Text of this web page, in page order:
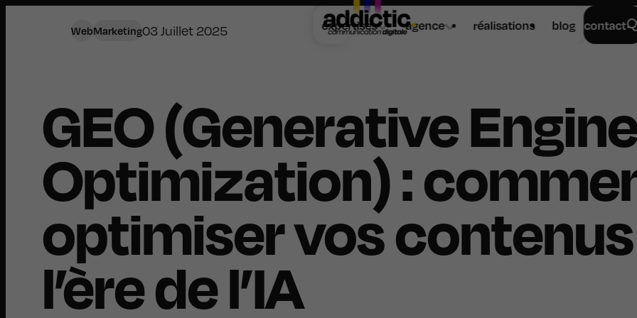
expertises agence réalisations blog contact
WebMarketing03 Juillet 2025
GEO (Generative
Optimization) :
optimiser vos
l’ère de l’IA